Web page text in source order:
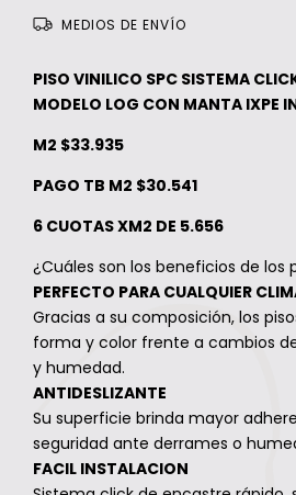
MEDIOS DE ENVÍO
PISO VINILICO SPC SISTEMA
MODELO LOG CON MANTA IXPE
M2 $33.935
PAGO TB M2 $30.541
6 CUOTAS XM2 DE 5.656
¿Cuáles son los beneficios de los
PERFECTO PARA CUALQUIER
Gracias a su composición, los
forma y color frente a cambios
y humedad.
ANTIDESLIZANTE
Su superficie brinda mayor
seguridad ante derrames o
FACIL INSTALACION